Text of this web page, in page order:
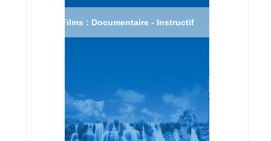
Films : Documentaire - Instructif